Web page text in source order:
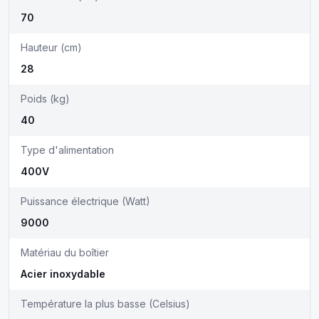
70
Hauteur (cm)
28
Poids (kg)
40
Type d'alimentation
400V
Puissance électrique (Watt)
9000
Matériau du boîtier
Acier inoxydable
Température la plus basse (Celsius)